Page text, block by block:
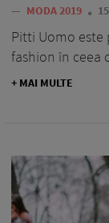
— MODA 2019
Pitti Uomo
fashion în ceea
+ MAI MULTE